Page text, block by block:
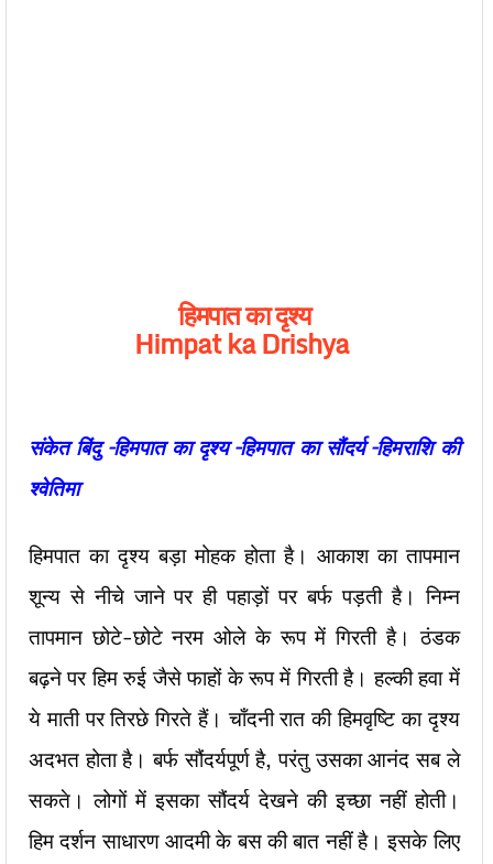
हिमपातकादृश्य
Himpat ka Drishya
संकेत बिंदु–हिमपात का दृश्य–हिमपात का सौंदर्य–हिमराशि की
श्वेतिमा
हिमपात का दृश्य बड़ा मोहक होता है। आकाश का तापमान
शून्य से नीचे जाने पर ही पहाड़ों पर बर्फ पड़ती है। निम्न
तापमान छोटे-छोटे नरम ओले के रूप में गिरती है। ठंडक
बढ़ने पर हिम रुई जैसे फाहों के रूप में गिरती है। हल्की हवा में
ये माती पर तिरछे गिरते हैं। चाँदनी रात की हिमवृष्टि का दृश्य
अदभत होता है। बर्फ सौंदर्यपूर्ण है, परंतु उसका आनंद सब ले
सकते। लोगों में इसका सौंदर्य देखने की इच्छा नहीं होती।
हिम दर्शन साधारण आदमी के बस की बात नहीं है। इसके लिए